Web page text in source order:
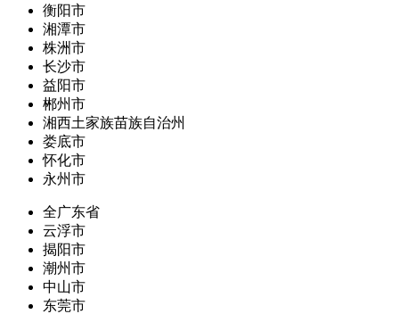
衡阳市
湘潭市
株洲市
长沙市
益阳市
郴州市
湘西土家族苗族自治州
娄底市
怀化市
永州市
全广东省
云浮市
揭阳市
潮州市
中山市
东莞市